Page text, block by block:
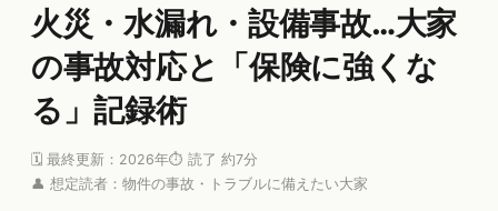
火災・水漏れ・設備事故…大家
の事故対応と「保険に強くな
る」記録術
🗓 最終更新：2026年⏱ 読了 約7分
👤 想定読者：物件の事故・トラブルに備えたい大家